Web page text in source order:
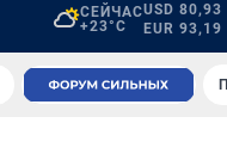
СЕЙЧАС
+23°C
USD 80,93
EUR 93,19